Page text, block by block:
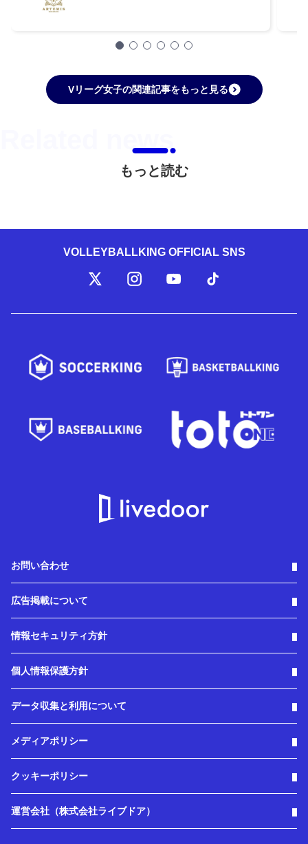
Vリーグ女子の関連記事をもっと見る
もっと読む
VOLLEYBALLKING OFFICIAL SNS
お問い合わせ
広告掲載について
情報セキュリティ方針
個人情報保護方針
データ収集と利用について
メディアポリシー
クッキーポリシー
運営会社（株式会社ライブドア）